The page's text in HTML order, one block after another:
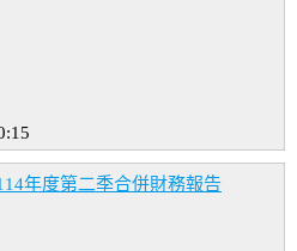
年度第二季合併財務報告